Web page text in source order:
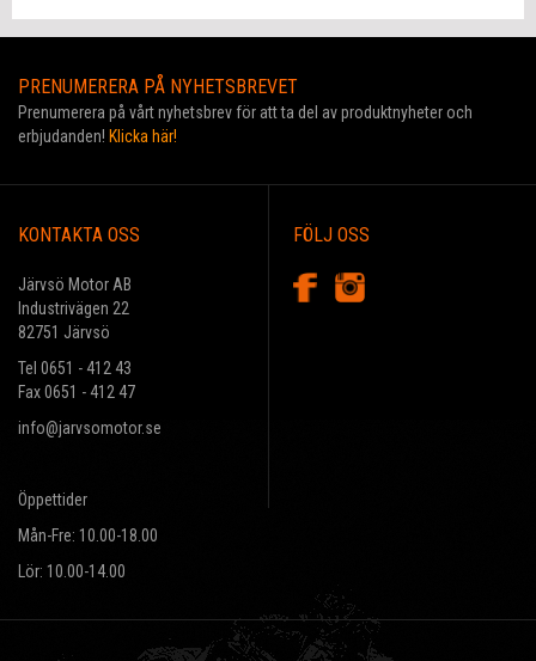
PRENUMERERA PÅ NYHETSBREVET
Prenumerera på vårt nyhetsbrev för att ta del av produktnyheter och
erbjudanden! Klicka här!
KONTAKTA OSS
Järvsö Motor AB
Industrivägen 22
82751 Järvsö
Tel 0651 - 412 43
Fax 0651 - 412 47
info@jarvsomotor.se
Öppettider
Mån-Fre: 10.00-18.00
Lör: 10.00-14.00
FÖLJ OSS